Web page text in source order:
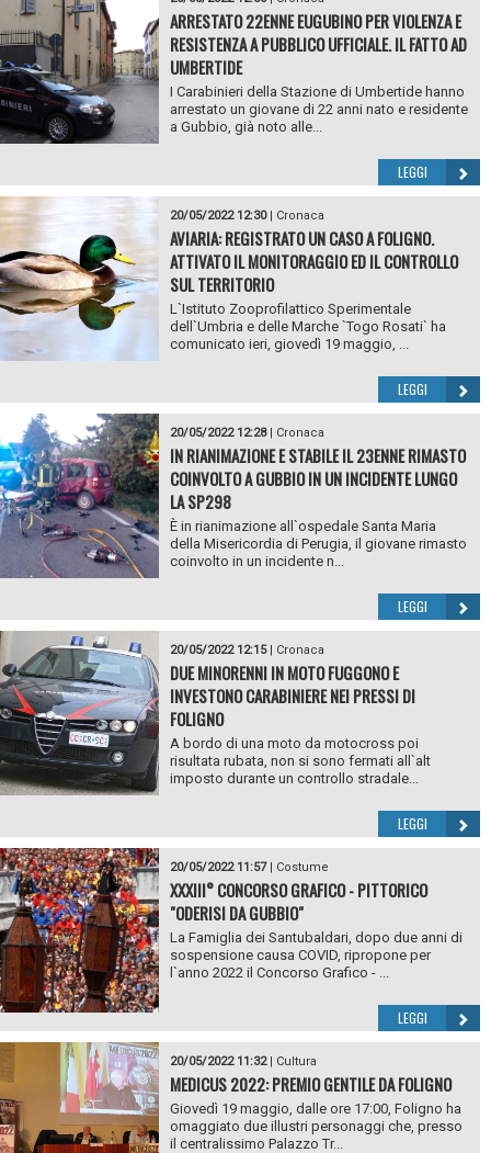
ARRESTATO 22ENNE EUGUBINO PER VIOLENZA E
RESISTENZA A PUBBLICO UFFICIALE. IL FATTO AD
UMBERTIDE
I Carabinieri della Stazione di Umbertide hanno
arrestato un giovane di 22 anni nato e residente
a Gubbio, già noto alle...
LEGGI
20/05/2022 12:30| Cronaca
AVIARIA: REGISTRATO UN CASO A FOLIGNO.
ATTIVATO IL MONITORAGGIO ED IL CONTROLLO
SUL TERRITORIO
L`Istituto Zooprofilattico Sperimentale
dell`Umbria e delle Marche `Togo Rosati` ha
comunicato ieri, giovedì 19 maggio, ...
LEGGI
20/05/2022 12:28| Cronaca
IN RIANIMAZIONE E STABILE IL 23ENNE RIMASTO
COINVOLTO A GUBBIO IN UN INCIDENTE LUNGO
LA SP298
È in rianimazione all`ospedale Santa Maria
della Misericordia di Perugia, il giovane rimasto
coinvolto in un incidente n...
LEGGI
20/05/2022 12:15| Cronaca
DUE MINORENNI IN MOTO FUGGONO E
INVESTONO CARABINIERE NEI PRESSI DI
FOLIGNO
A bordo di una moto da motocross poi
risultata rubata, non si sono fermati all`alt
imposto durante un controllo stradale...
LEGGI
20/05/2022 11:57| Costume
XXXIII° CONCORSO GRAFICO - PITTORICO
"ODERISI DA GUBBIO"
La Famiglia dei Santubaldari, dopo due anni di
sospensione causa COVID, ripropone per
l`anno 2022 il Concorso Grafico - ...
LEGGI
20/05/2022 11:32| Cultura
MEDICUS 2022: PREMIO GENTILE DA FOLIGNO
Giovedì 19 maggio, dalle ore 17:00, Foligno ha
omaggiato due illustri personaggi che, presso
il centralissimo Palazzo Tr...